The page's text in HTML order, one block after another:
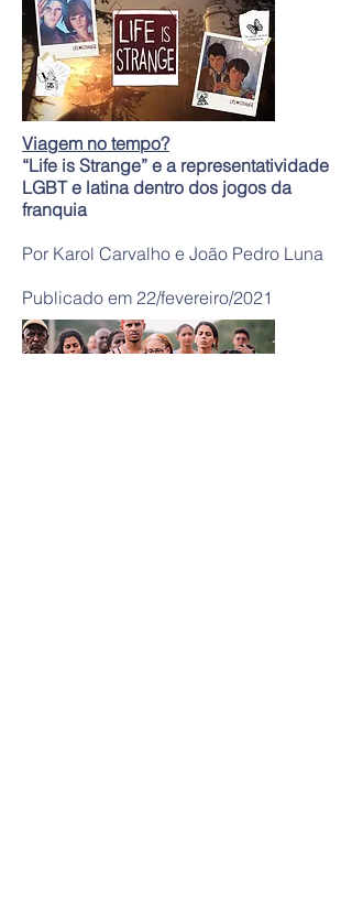
Viagem no tempo?
“Life is Strange” e a representatividade
LGBT e latina dentro dos jogos da
franquia
Por Karol Carvalho e João Pedro Luna
Publicado em 22/fevereiro/2021